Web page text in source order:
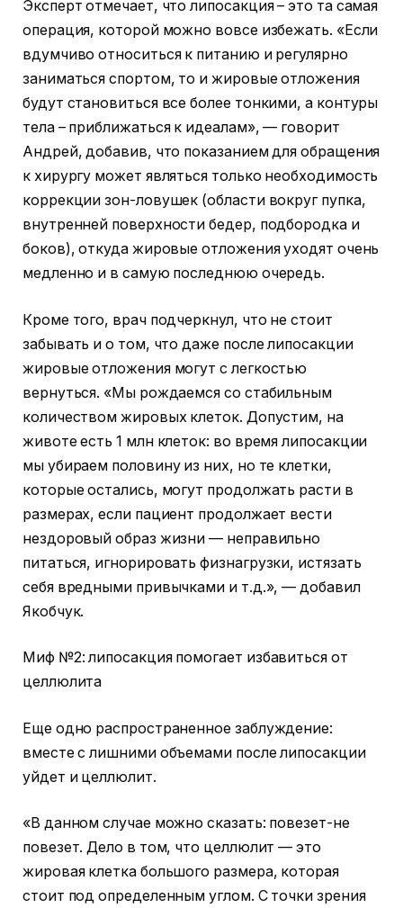
Эксперт отмечает, что липосакция – это та самая
операция, которой можно вовсе избежать. «Если
вдумчиво относиться к питанию и регулярно
заниматься спортом, то и жировые отложения
будут становиться все более тонкими, а контуры
тела – приближаться к идеалам», — говорит
Андрей, добавив, что показанием для обращения
к хирургу может являться только необходимость
коррекции зон-ловушек (области вокруг пупка,
внутренней поверхности бедер, подбородка и
боков), откуда жировые отложения уходят очень
медленно и в самую последнюю очередь.
Кроме того, врач подчеркнул, что не стоит
забывать и о том, что даже после липосакции
жировые отложения могут с легкостью
вернуться. «Мы рождаемся со стабильным
количеством жировых клеток. Допустим, на
животе есть 1 млн клеток: во время липосакции
мы убираем половину из них, но те клетки,
которые остались, могут продолжать расти в
размерах, если пациент продолжает вести
нездоровый образ жизни — неправильно
питаться, игнорировать физнагрузки, истязать
себя вредными привычками и т.д.», — добавил
Якобчук.
Миф №2: липосакция помогает избавиться от
целлюлита
Еще одно распространенное заблуждение:
вместе с лишними объемами после липосакции
уйдет и целлюлит.
«В данном случае можно сказать: повезет-не
повезет. Дело в том, что целлюлит — это
жировая клетка большого размера, которая
стоит под определенным углом. С точки зрения